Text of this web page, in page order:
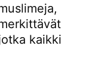
kaikki